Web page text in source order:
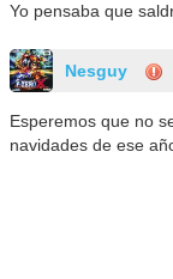
Yo pensaba que
Nesguy
Esperemos que no
navidades de ese